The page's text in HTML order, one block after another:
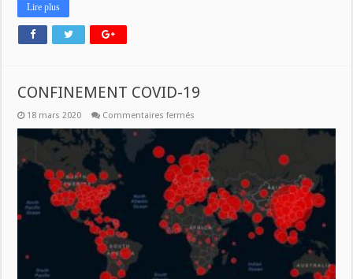
Lire plus
CONFINEMENT COVID-19
18 mars 2020 Commentaires fermés
COVID-
19